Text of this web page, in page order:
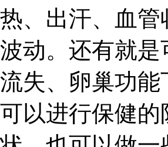
热、出汗、血
波动。还有就
流失、卵巢功
可以进行保健